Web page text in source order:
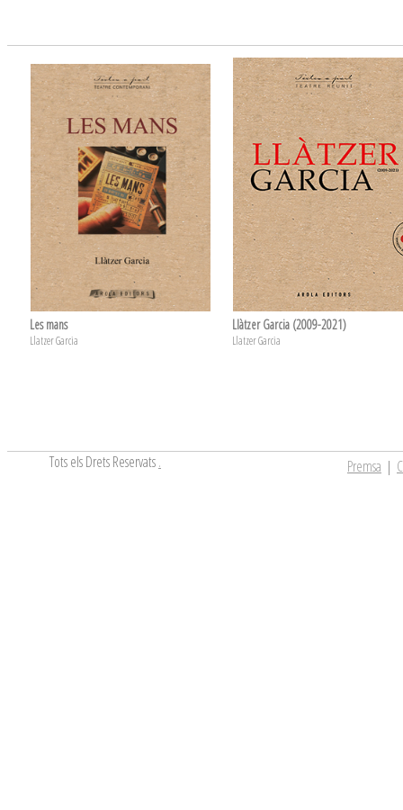
Les mans
Llatzer Garcia
Llàtzer Garcia (2009-2021)
Llatzer Garcia
Tots els Drets Reservats. Premsa |